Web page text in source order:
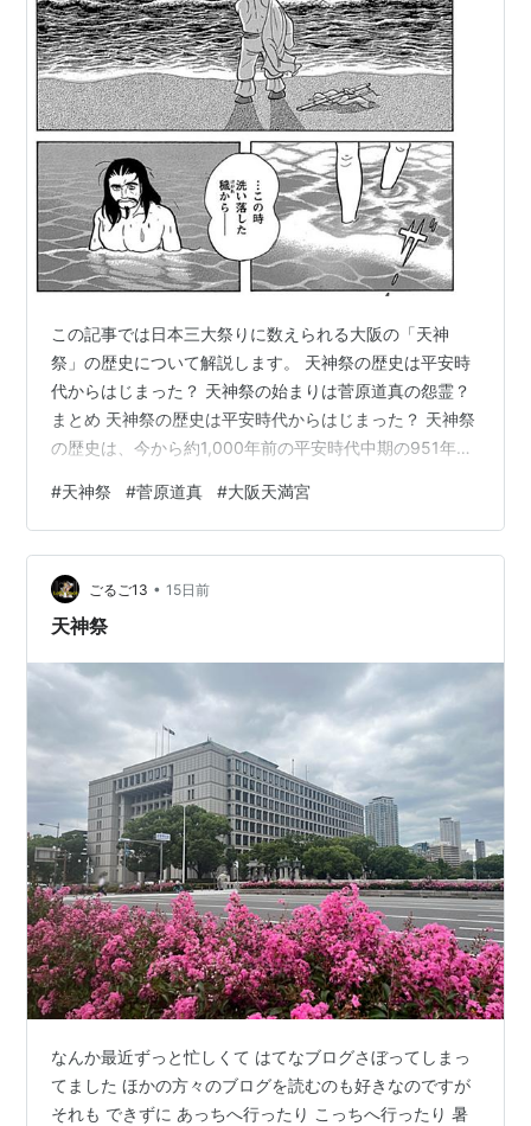
この記事では日本三大祭りに数えられる大阪の「天神
祭」の歴史について解説します。 天神祭の歴史は平安時
代からはじまった？ 天神祭の始まりは菅原道真の怨霊？
まとめ 天神祭の歴史は平安時代からはじまった？ 天神祭
の歴史は、今から約1,000年前の平安時代中期の951年
が頻発していた時代でした。これら神が怒っているため
だと考えた当時の人々が、神様の怒りを鎮める儀式とし
て、大阪天満宮の前の大川（旧淀川）に「神鉾（かみほ
こ）」を流したのが天神祭の起源であるとされていま
す。 流した「神鉾（かみほこ）」の流れ着いた場所に斎
#天神祭 #菅原道真 #大阪天満宮
ごるご13 • 15日前
天神祭
なんか最近ずっと忙しくて はてなブログさぼってしまっ
てました ほかの方々のブログを読むのも好きなのですが
それも できずに あっちへ行ったり こっちへ行ったり 暑